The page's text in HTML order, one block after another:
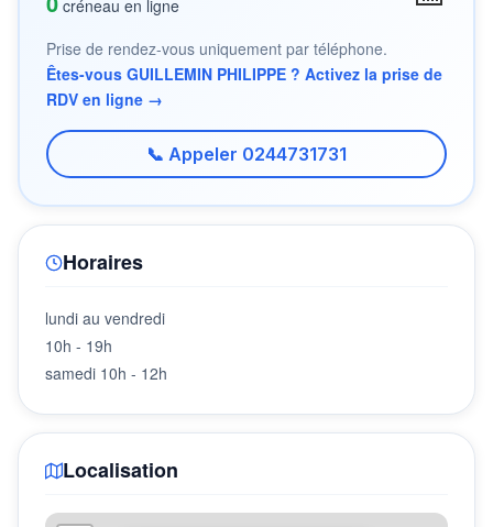
créneau en ligne
Prise de rendez-vous uniquement par téléphone.
Êtes-vous GUILLEMIN PHILIPPE ? Activez la prise de
RDV en ligne →
📞 Appeler 0244731731
Horaires
lundi au vendredi
10h - 19h
samedi 10h - 12h
Localisation